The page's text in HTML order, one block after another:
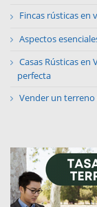
Fincas rústicas en
Aspectos
Casas Rústicas en
perfecta
Vender un